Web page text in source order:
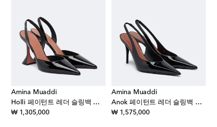
Amina Muaddi
Holli 페이턴트 레더 슬링백 펌프스
₩ 1,305,000original price
Amina Muaddi
Anok 페이턴트 레더 슬링백 펌프스
₩ 1,575,000original price